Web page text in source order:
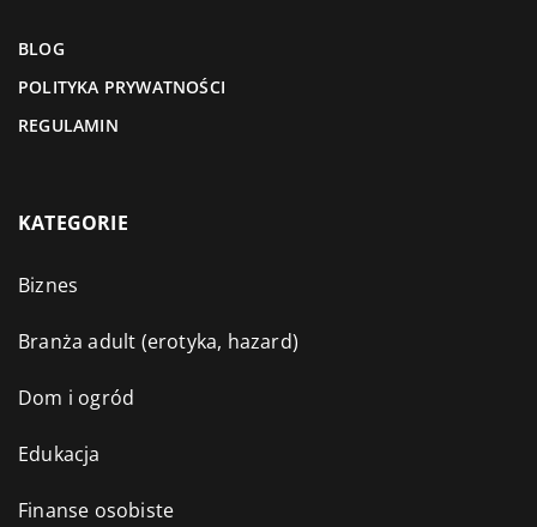
BLOG
POLITYKA PRYWATNOŚCI
REGULAMIN
KATEGORIE
Biznes
Branża adult (erotyka, hazard)
Dom i ogród
Edukacja
Finanse osobiste